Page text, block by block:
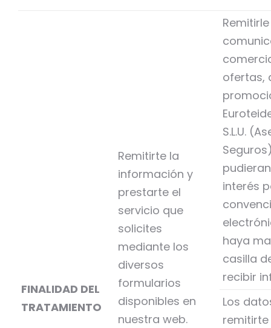
FINALIDAD DEL
TRATAMIENTO
Remitirte la
información y
prestarte el
servicio que
solicites
mediante los
diversos
formularios
disponibles en
nuestra web.
Remitirle
ofertas,
S.L.U.
interés
haya
casilla
recibir
Los
remitirte